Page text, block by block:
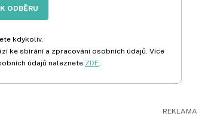
ODBĚRU
kdykoliv.
ke sbírání a zpracování osobních údajů. Více
údajů naleznete ZDE